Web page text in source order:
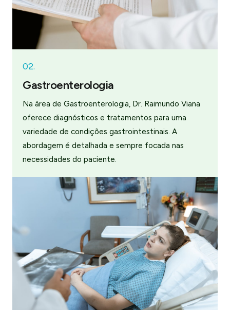
02.
Gastroenterologia
Na área de Gastroenterologia, Dr. Raimundo Viana
oferece diagnósticos e tratamentos para uma
variedade de condições gastrointestinais. A
abordagem é detalhada e sempre focada nas
necessidades do paciente.